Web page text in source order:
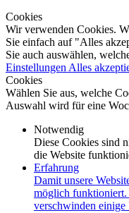
Cookies
Wir verwenden Cookies.
Sie einfach auf "Alles
Sie auch auswählen,
Einstellungen Alles
Cookies
Wählen Sie aus, welche
Auswahl wird für eine
Notwendig
Diese Cookies sind
die Website
Erfahrung
Damit unsere
möglich funktioniert.
verschwinden einige